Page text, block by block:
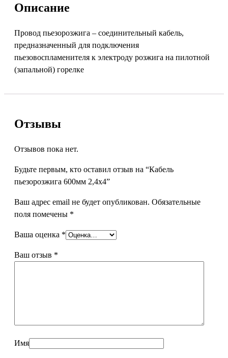
Описание
Провод пьезорозжига – соединительный кабель,
предназначенный для подключения
пьезовоспламенителя к электроду розжига на пилотной
(запальной) горелке
Отзывы
Отзывов пока нет.
Будьте первым, кто оставил отзыв на “Кабель
пьезорозжига 600мм 2,4х4”
Ваш адрес email не будет опубликован. Обязательные
поля помечены *
Ваша оценка *
Ваш отзыв *
Имя